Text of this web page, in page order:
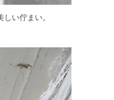
い佇まい。